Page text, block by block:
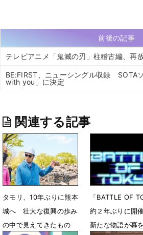
前後の記事
テレビアニメ「鬼滅の刃」柱稽古編、再
BE:FIRST、ニューシングル収録 SOTA
with you」に決定
関連する記事
タモリ、10年ぶりに熊本
城へ 壮大な復興の歩み
の中で見えてきたもの
「BATTLE OF
約２年ぶりに開
新たな物語が幕